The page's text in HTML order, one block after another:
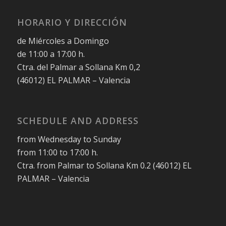
HORARIO Y DIRECCIÓN
de Miércoles a Domingo
de 11:00 a 17:00 h.
Ctra. del Palmar a Sollana Km 0,2
(46012) EL PALMAR – Valencia
SCHEDULE AND ADDRESS
from Wednesday to Sunday
from 11:00 to 17:00 h.
Ctra. from Palmar to Sollana Km 0.2 (46012) EL
PALMAR – Valencia